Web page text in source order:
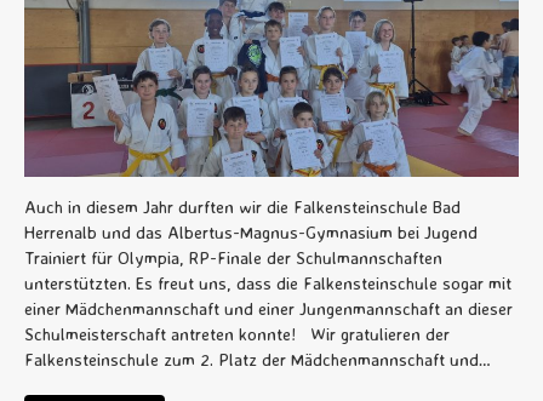
Auch in diesem Jahr durften wir die Falkensteinschule Bad
Herrenalb und das Albertus-Magnus-Gymnasium bei Jugend
Trainiert für Olympia, RP-Finale der Schulmannschaften
unterstützten. Es freut uns, dass die Falkensteinschule sogar mit
einer Mädchenmannschaft und einer Jungenmannschaft an dieser
Schulmeisterschaft antreten konnte! Wir gratulieren der
Falkensteinschule zum 2. Platz der Mädchenmannschaft und…